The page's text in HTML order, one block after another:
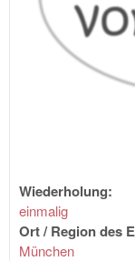
Wiederholung:
einmalig
Ort / Region des
München